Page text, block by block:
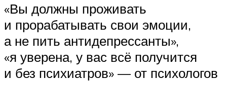
«Вы должны проживать
и прорабатывать свои эмоции,
а не пить антидепрессанты»,
«я уверена, у вас всё получится
и без психиатров» — от психологов